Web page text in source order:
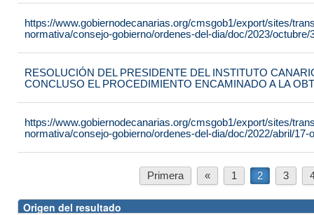
https://www.gobiernodecanarias.org/cmsgob1/export/sites/
normativa/consejo-gobierno/ordenes-del-dia/doc/2023/
RESOLUCIÓN DEL PRESIDENTE DEL INSTITUTO
CONCLUSO EL PROCEDIMIENTO ENCAMINADO A LA
https://www.gobiernodecanarias.org/cmsgob1/export/sites/
normativa/consejo-gobierno/ordenes-del-dia/doc/2022/abril/17-
Primera « 1 2 3
Origen del resultado